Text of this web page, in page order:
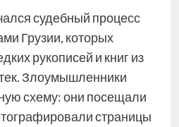
судебный процесс
Грузии, которых
рукописей и книг из
Злоумышленники
схему: они посещали
страницы